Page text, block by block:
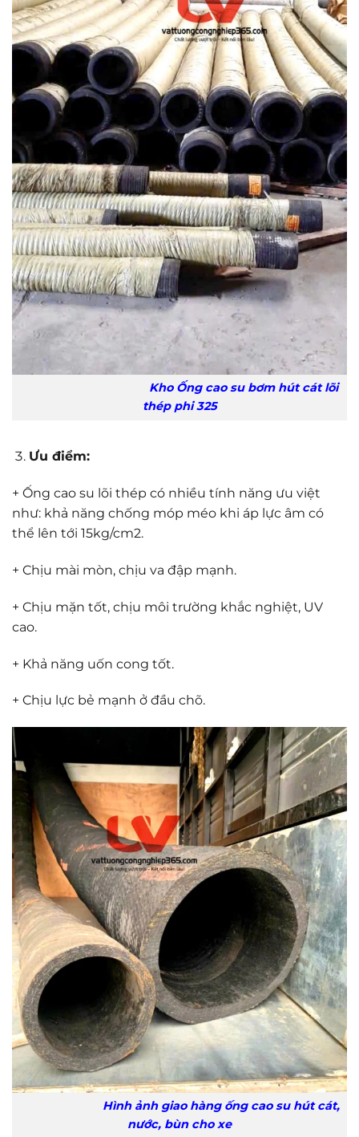
Kho Ống cao su bơm hút cát lõi
thép phi 325
Ưu điểm:
+ Ống cao su lõi thép có nhiều tính năng ưu việt
như: khả năng chống móp méo khi áp lực âm có
thể lên tới 15kg/cm2.
+ Chịu mài mòn, chịu va đập mạnh.
+ Chịu mặn tốt, chịu môi trường khắc nghiệt, UV
cao.
+ Khả năng uốn cong tốt.
+ Chịu lực bẻ mạnh ở đầu chõ.
Hình ảnh giao hàng ống cao su hút cát,
nước, bùn cho xe